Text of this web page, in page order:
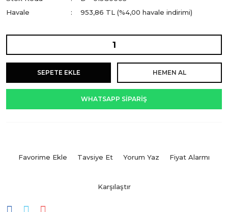
Havale
953,86 TL (%4,00 havale indirimi)
SEPETE EKLE HEMEN AL
WHATSAPP SİPARİŞ
Tavsiye Et Yorum Yaz Fiyat Alarmı
Karşılaştır